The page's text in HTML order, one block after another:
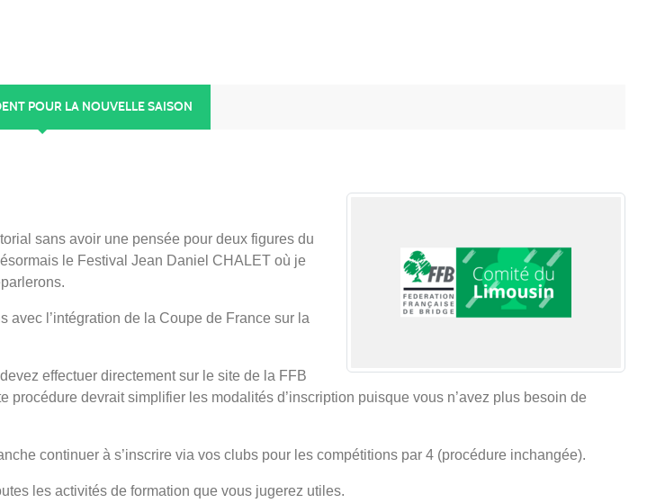
POUR LA NOUVELLE SAISON
sans avoir une pensée pour deux figures du
le Festival Jean Daniel CHALET où je
l’intégration de la Coupe de France sur la
effectuer directement sur le site de la FFB
devrait simplifier les modalités d’inscription puisque vous n’avez plus besoin de
continuer à s’inscrire via vos clubs pour les compétitions par 4 (procédure inchangée).
les activités de formation que vous jugerez utiles.